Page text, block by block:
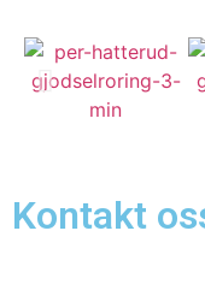
Kontakt